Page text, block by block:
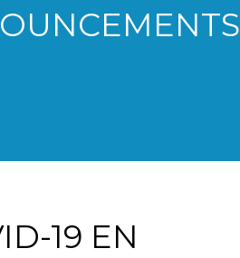
19 EN